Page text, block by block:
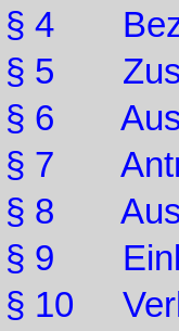
§ 4
§ 5
§ 6
§ 7
§ 8
§ 9
§ 10